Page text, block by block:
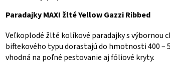
Paradajky MAXI žlté Yellow Gazzi Ribbed
Veľkoplodé žlté kolíkové paradajky s výbornou
biftekového typu dorastajú do hmotnosti 400 –
vhodná na poľné pestovanie aj fóliové kryty.